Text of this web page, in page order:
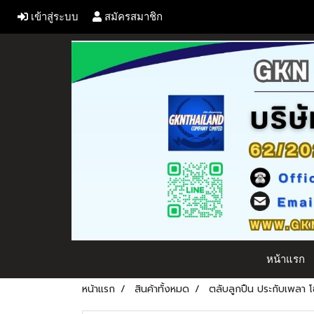
เข้าสู่ระบบ สมัครสมาชิก
หน้าแรก
หน้าแรก สินค้าทั้งหมด ตลับลูกปืน ประกับเพลา